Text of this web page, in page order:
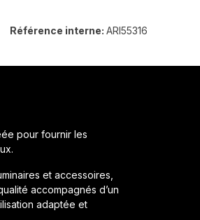
Référence interne: ARI55316
pour fournir les
et accessoires,
accompagnés d’un
adaptée et